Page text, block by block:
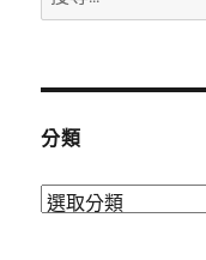
尋
鍵
分類
分